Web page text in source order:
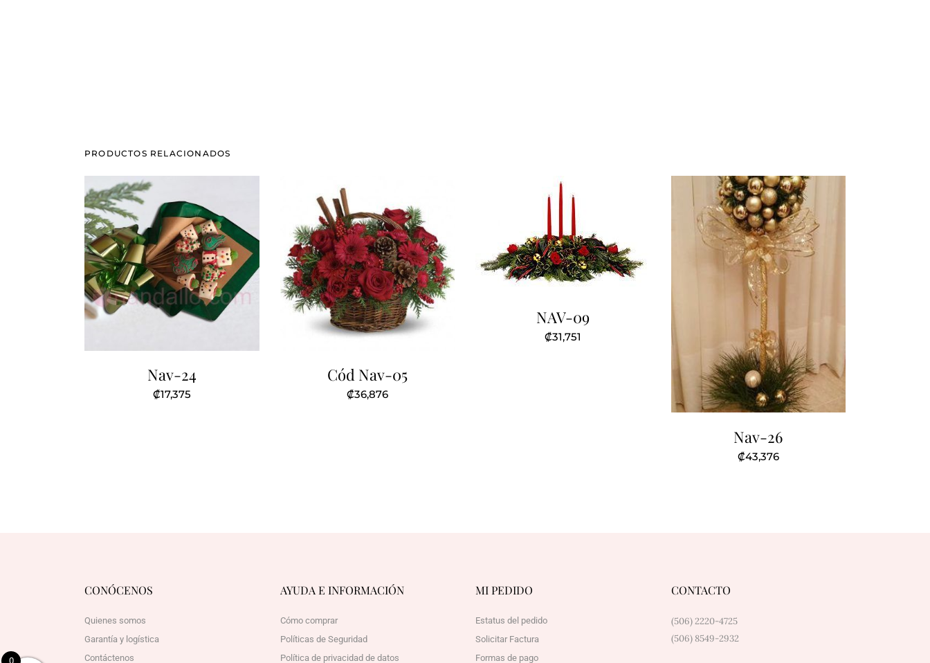
PRODUCTOS RELACIONADOS
Nav-24
₡17,375
Cód Nav-05
₡36,876
NAV-09
₡31,751
Nav-26
₡43,376
CONÓCENOS
Quienes somos
Garantía y logística
Contáctenos
AYUDA E INFORMACIÓN
Cómo comprar
Políticas de Seguridad
Política de privacidad de datos
MI PEDIDO
Estatus del pedido
Solicitar Factura
Formas de pago
CONTACTO
(506) 2220-4725
(506) 8549-2932
0